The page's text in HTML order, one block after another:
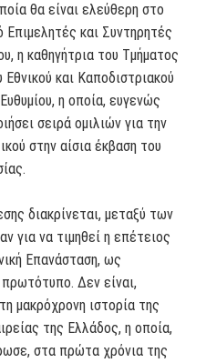
θα είναι ελεύθερη στο
Επιμελητές και Συντηρητές
η καθηγήτρια του Τμήματος
Εθνικού και Καποδιστριακού
η οποία, ευγενώς
σειρά ομιλιών για την
στην αίσια έκβαση του
διακρίνεται, μεταξύ των
για να τιμηθεί η επέτειος
Επανάσταση, ως
Δεν είναι,
μακρόχρονη ιστορία της
της Ελλάδος, η οποία,
στα πρώτα χρόνια της